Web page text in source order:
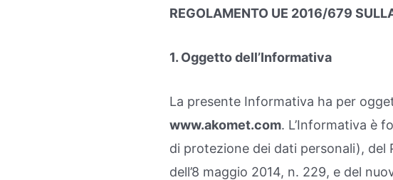
REGOLAMENTO UE 2016/679
1. Oggetto dell’Informativa
La presente Informativa ha per
www.akomet.com. L’Informativa è
di protezione dei dati personali), del
dell’8 maggio 2014, n. 229, e del